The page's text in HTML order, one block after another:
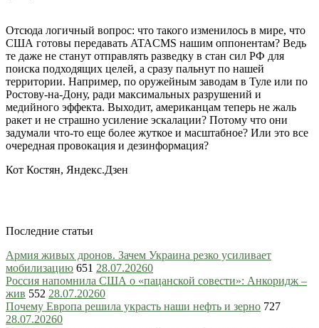
Отсюда логичный вопрос: что такого изменилось в мире, что
США готовы передавать ATACMS нашим оппонентам? Ведь
те даже не станут отправлять разведку в стан сил РФ для
поиска подходящих целей, а сразу пальнут по нашей
территории. Например, по оружейным заводам в Туле или по
Ростову-на-Дону, ради максимальных разрушений и
медийного эффекта. Выходит, американцам теперь не жаль
ракет и не страшно усиление эскалации? Потому что они
задумали что-то еще более жуткое и масштабное? Или это все
очередная провокация и дезинформация?
Кот Костян, Яндекс.Дзен
Последние статьи
Армия живых дронов. Зачем Украина резко усиливает
мобилизацию 651 28.07.20260
Россия напомнила США о «пацанской совести»: Анкоридж –
жив 552 28.07.20260
Почему Европа решила украсть наши нефть и зерно 727
28.07.20260